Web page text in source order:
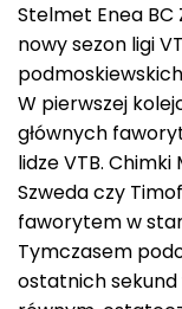
Stelmet Enea BC
nowy sezon ligi
W pierwszej
głównych
lidze VTB.
Szweda czy
faworytem w
Tymczasem
ostatnich